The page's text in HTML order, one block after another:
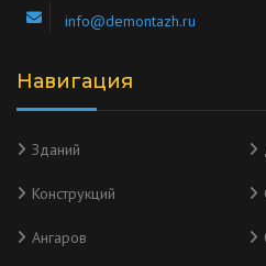
info@demontazh.ru
Навигация
Зданий
Конструкций
Ангаров